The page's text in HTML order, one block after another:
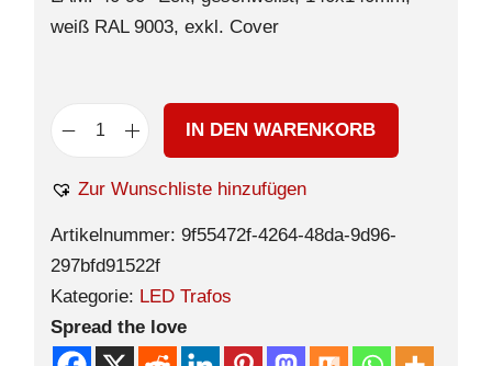
weiß RAL 9003, exkl. Cover
IN DEN WARENKORB
Zur Wunschliste hinzufügen
Artikelnummer: 9f55472f-4264-48da-9d96-
297bfd91522f
Kategorie: LED Trafos
Spread the love